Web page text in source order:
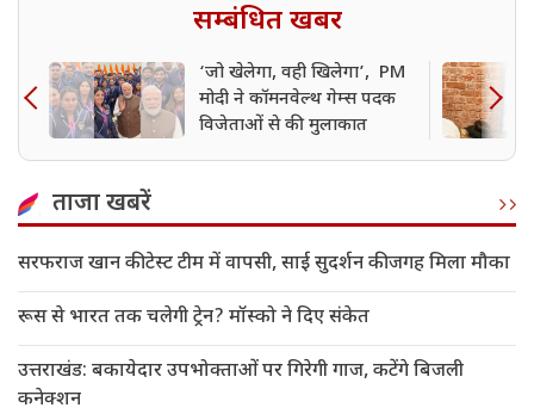
सम्बंधित खबर
‘जो खेलेगा, वही खिलेगा’, PM
मोदी ने कॉमनवेल्थ गेम्स पदक
विजेताओं से की मुलाकात
ताजा खबरें
सरफराज खान की टेस्ट टीम में वापसी, साई सुदर्शन की जगह मिला मौका
रूस से भारत तक चलेगी ट्रेन? मॉस्को ने दिए संकेत
उत्तराखंड: बकायेदार उपभोक्ताओं पर गिरेगी गाज, कटेंगे बिजली
कनेक्शन